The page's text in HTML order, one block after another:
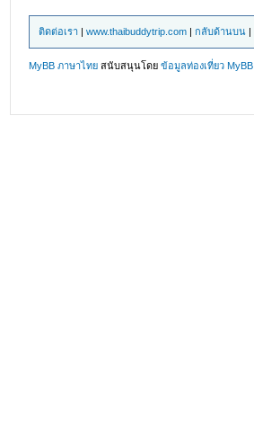
ติดต่อเรา |www.thaibuddytrip.com |กลับด้านบน |
MyBB ภาษาไทย สนับสนุนโดยข้อมูลท่องเที่ยว MyBB